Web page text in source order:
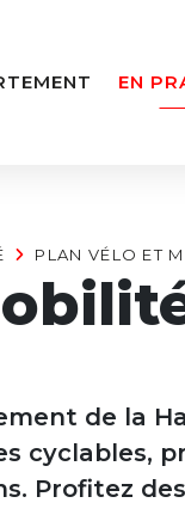
EN
PLAN VÉLO ET
de la
cyclables,
Profitez